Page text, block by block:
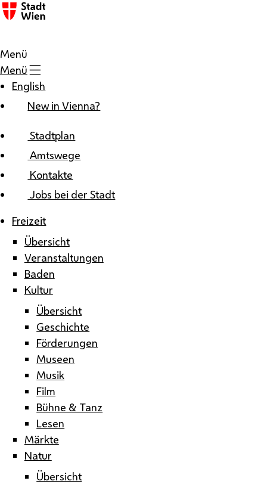
Zum Inhalt
Menü
Menü
English
New in Vienna?
Stadtplan
Amtswege
Kontakte
Jobs bei der Stadt
Freizeit
Übersicht
Veranstaltungen
Baden
Kultur
Übersicht
Geschichte
Förderungen
Museen
Musik
Film
Bühne & Tanz
Lesen
Märkte
Natur
Übersicht